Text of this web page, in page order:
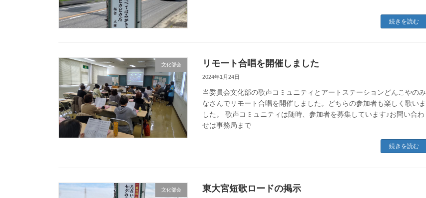
続きを読む
文化部会 リモート合唱を開催しました
2024年1月24日
当委員会文化部の歌声コミュニティとアートステーションどんこやのみ
なさんでリモート合唱を開催しました。どちらの参加者も楽しく歌いま
した。 歌声コミュニティは随時、参加者を募集しています♪お問い合わ
せは事務局まで
続きを読む
文化部会 東大宮短歌ロードの掲示